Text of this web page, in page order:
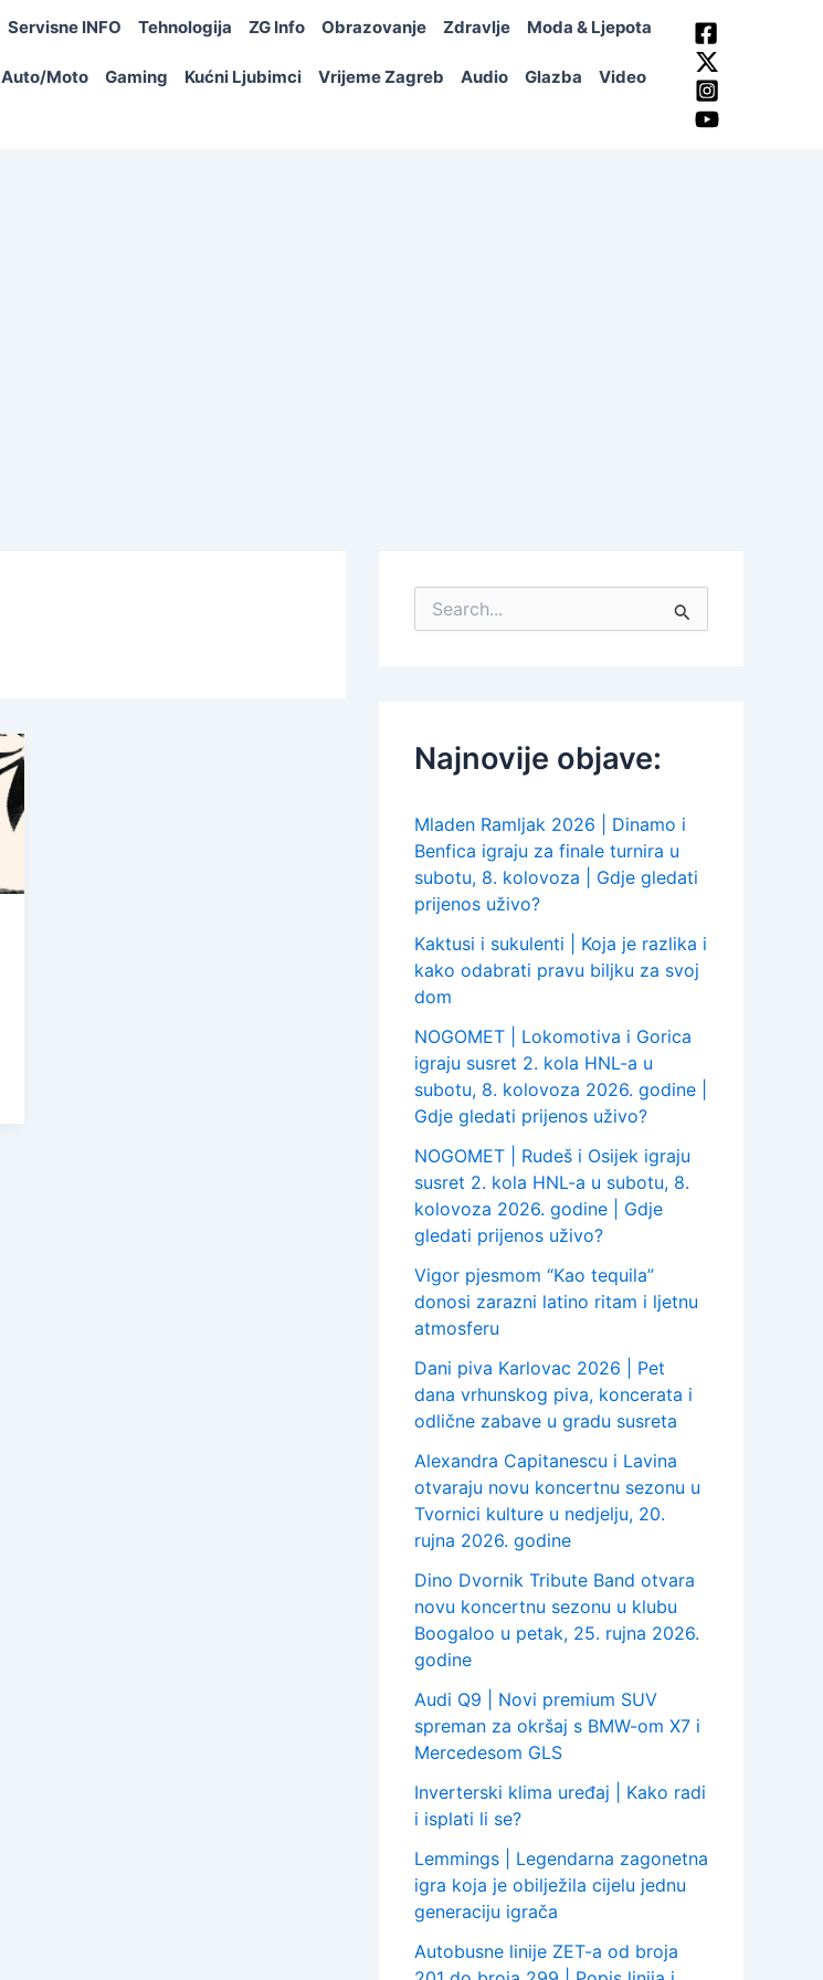
Servisne INFO Tehnologija ZG Info Obrazovanje Zdravlje Moda & Ljepota
Auto/Moto Gaming Kućni Ljubimci Vrijeme Zagreb Audio Glazba Video
o
rNajnovije objave:
Mladen Ramljak 2026 | Dinamo i
Benfica igraju za finale turnira u
subotu, 8. kolovoza | Gdje gledati
prijenos uživo?
Kaktusi i sukulenti | Koja je razlika i
kako odabrati pravu biljku za svoj
dom
NOGOMET | Lokomotiva i Gorica
igraju susret 2. kola HNL-a u
subotu, 8. kolovoza 2026. godine |
Gdje gledati prijenos uživo?
NOGOMET | Rudeš i Osijek igraju
susret 2. kola HNL-a u subotu, 8.
kolovoza 2026. godine | Gdje
gledati prijenos uživo?
Vigor pjesmom “Kao tequila”
donosi zarazni latino ritam i ljetnu
atmosferu
Dani piva Karlovac 2026 | Pet
dana vrhunskog piva, koncerata i
odlične zabave u gradu susreta
Alexandra Capitanescu i Lavina
otvaraju novu koncertnu sezonu u
Tvornici kulture u nedjelju, 20.
rujna 2026. godine
Dino Dvornik Tribute Band otvara
novu koncertnu sezonu u klubu
Boogaloo u petak, 25. rujna 2026.
godine
Audi Q9 | Novi premium SUV
spreman za okršaj s BMW-om X7 i
Mercedesom GLS
Inverterski klima uređaj | Kako radi
i isplati li se?
Lemmings | Legendarna zagonetna
igra koja je obilježila cijelu jednu
generaciju igrača
Autobusne linije ZET-a od broja